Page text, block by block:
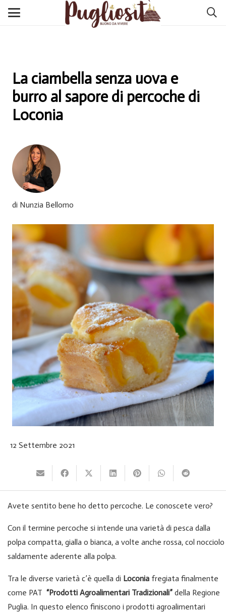
La ciambella senza uova e
burro al sapore di percoche di
Loconia
di Nunzia Bellomo
12 Settembre 2021
Avete sentito bene ho detto percoche. Le conoscete vero?
Con il termine percoche si intende una varietà di pesca dalla
polpa compatta, gialla o bianca, a volte anche rossa, col nocciolo
saldamente aderente alla polpa.
Tra le diverse varietà c’è quella di Loconia fregiata finalmente
come PAT “Prodotti Agroalimentari Tradizionali” della Regione
Puglia. In questo elenco finiscono i prodotti agroalimentari